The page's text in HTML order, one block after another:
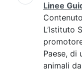
Linee
L’Istituto
Paese, di
animali